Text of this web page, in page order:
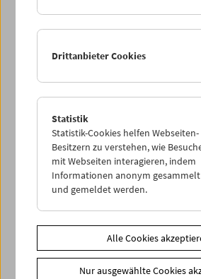
Sa 4.12.
PROGRAMM ÜBERBLICK
Share on
Drittanbieter Cookies
Statistik
Statistik-Cookies helfen Webseiten-
Besitzern zu verstehen, wie
mit Webseiten interagieren, indem
Informationen anonym gesammelt
und gemeldet werden.
Alle Cookies
Nur ausgewählte Cookies